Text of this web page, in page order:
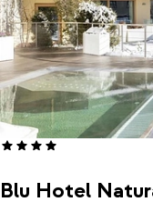
Blu Hotel